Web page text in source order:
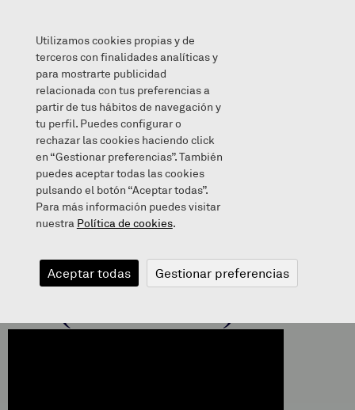
ARRAUNA 14-15 (6. MAILA)
2015/06/05
ARRAUNA 14-
15 (6. MAILA)
Utilizamos cookies propias y de
terceros con finalidades analíticas y
para mostrarte publicidad
relacionada con tus preferencias a
partir de tus hábitos de navegación y
tu perfil. Puedes configurar o
rechazar las cookies haciendo click
en “Gestionar preferencias”. También
puedes aceptar todas las cookies
pulsando el botón “Aceptar todas”.
Para más información puedes visitar
nuestra Política de cookies.
Aceptar todas Gestionar preferencias